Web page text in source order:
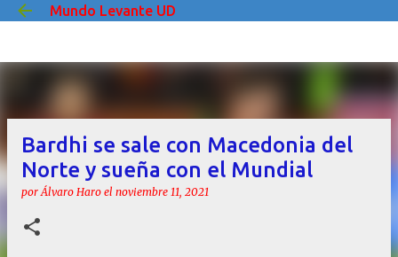
Ir al contenido principal
Mundo Levante UD
Bardhi se sale con Macedonia del
Norte y sueña con el Mundial
porÁlvaro Haro el noviembre 11, 2021